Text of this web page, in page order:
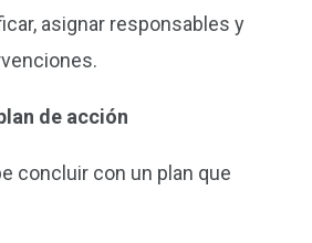
asignar responsables y
de acción
concluir con un plan que